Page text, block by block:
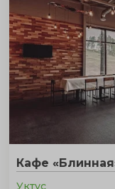
Кафе
Уктус